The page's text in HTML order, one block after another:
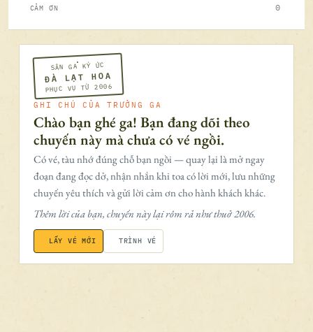
CẢM ƠN 0
SÂN GA KÝ ỨC
ĐÀ LẠT HOA
PHỤC VỤ TỪ 2006
GHI CHÚ CỦA TRƯỞNG GA
Chào bạn ghé ga! Bạn đang dõi theo
chuyến này mà chưa có vé ngồi.
Có vé, tàu nhớ đúng chỗ bạn ngồi — quay lại là mở ngay
đoạn đang đọc dở, nhận nhắn khi toa có lời mới, lưu những
chuyến yêu thích và gửi lời cảm ơn cho hành khách khác.
Thêm lời của bạn, chuyến này lại rôm rả như thuở 2006.
LẤY VÉ MỚI TRÌNH VÉ